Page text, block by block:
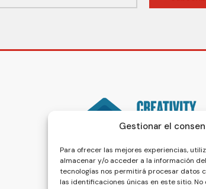
Gestionar el
Para ofrecer las mejores experiencias,
almacenar y/o acceder a la información
tecnologías nos permitirá procesar datos
las identificaciones únicas en este sitio.